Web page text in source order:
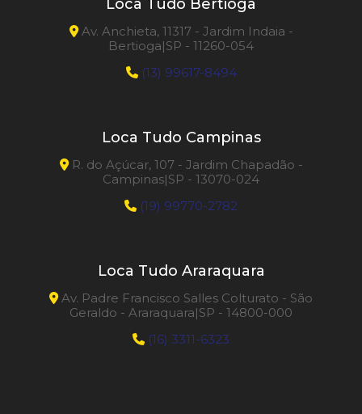
Loca Tudo Bertioga
Av. Anchieta, 11317 - Jardim Indaia -
Bertioga|SP - 11260-054
(13) 99617-8494
Loca Tudo Campinas
R. do Açúcar, 107 - Jardim Chapadão -
Campinas|SP - 13070-024
(19) 99770-2782
Loca Tudo Araraquara
Av. Padre Francisco Salles Colturato - São
Geraldo - Araraquara|SP - 14800-000
(16) 3311-6323